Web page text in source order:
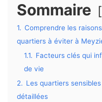
Sommaire
1. Comprendre les
quartiers à éviter à
1.1. Facteurs clés qui
de vie
2. Les quartiers
détaillées